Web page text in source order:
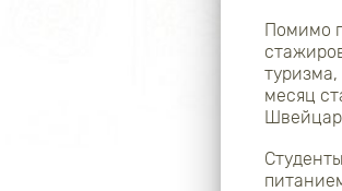
Помимо
месяц